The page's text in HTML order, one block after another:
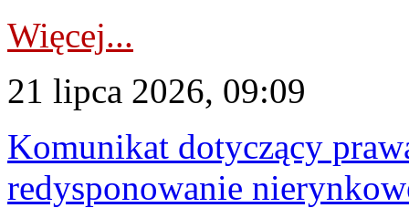
Więcej...
21 lipca 2026, 09:09
Komunikat dotyczący
redysponowanie